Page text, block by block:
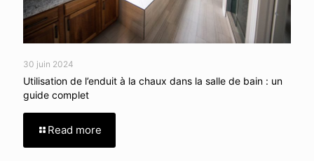
30 juin 2024
Utilisation de l’enduit à la chaux dans la salle de bain : un
guide complet
Read more